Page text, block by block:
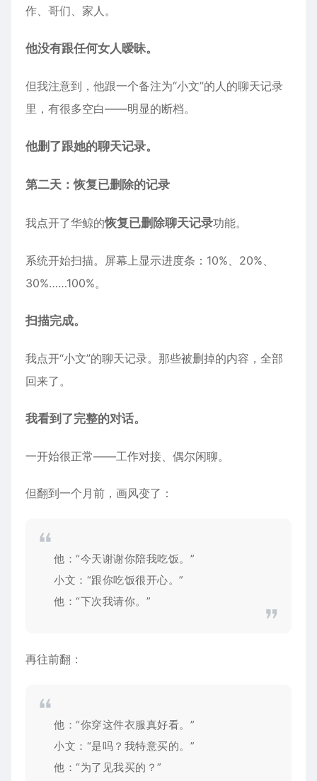
作、哥们、家人。
他没有跟任何女人暧昧。
但我注意到，他跟一个备注为“小文”的人的聊天记录
里，有很多空白——明显的断档。
他删了跟她的聊天记录。
第二天：恢复已删除的记录
我点开了华鲸的恢复已删除聊天记录功能。
系统开始扫描。屏幕上显示进度条：10%、20%、
30%……100%。
扫描完成。
我点开“小文”的聊天记录。那些被删掉的内容，全部
回来了。
我看到了完整的对话。
一开始很正常——工作对接、偶尔闲聊。
但翻到一个月前，画风变了：
他：“今天谢谢你陪我吃饭。”
小文：“跟你吃饭很开心。”
他：“下次我请你。”
再往前翻：
他：“你穿这件衣服真好看。”
小文：“是吗？我特意买的。”
他：“为了见我买的？”